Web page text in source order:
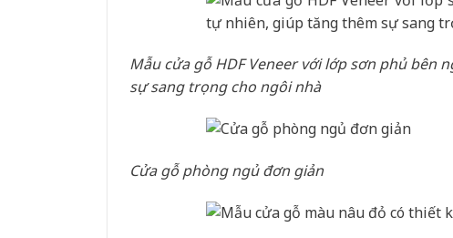
Mẫu cửa gỗ HDF Veneer với lớp sơn phủ
sự sang trọng cho ngôi nhà
Cửa gỗ phòng ngủ đơn giản